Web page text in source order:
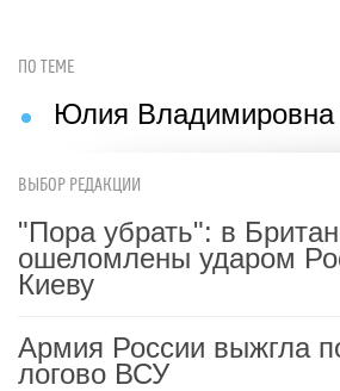
ПО ТЕМЕ
Юлия
ВЫБОР РЕДАКЦИИ
"Пора убрать": в
ошеломлены ударом
Киеву
Армия России выжгла
логово ВСУ